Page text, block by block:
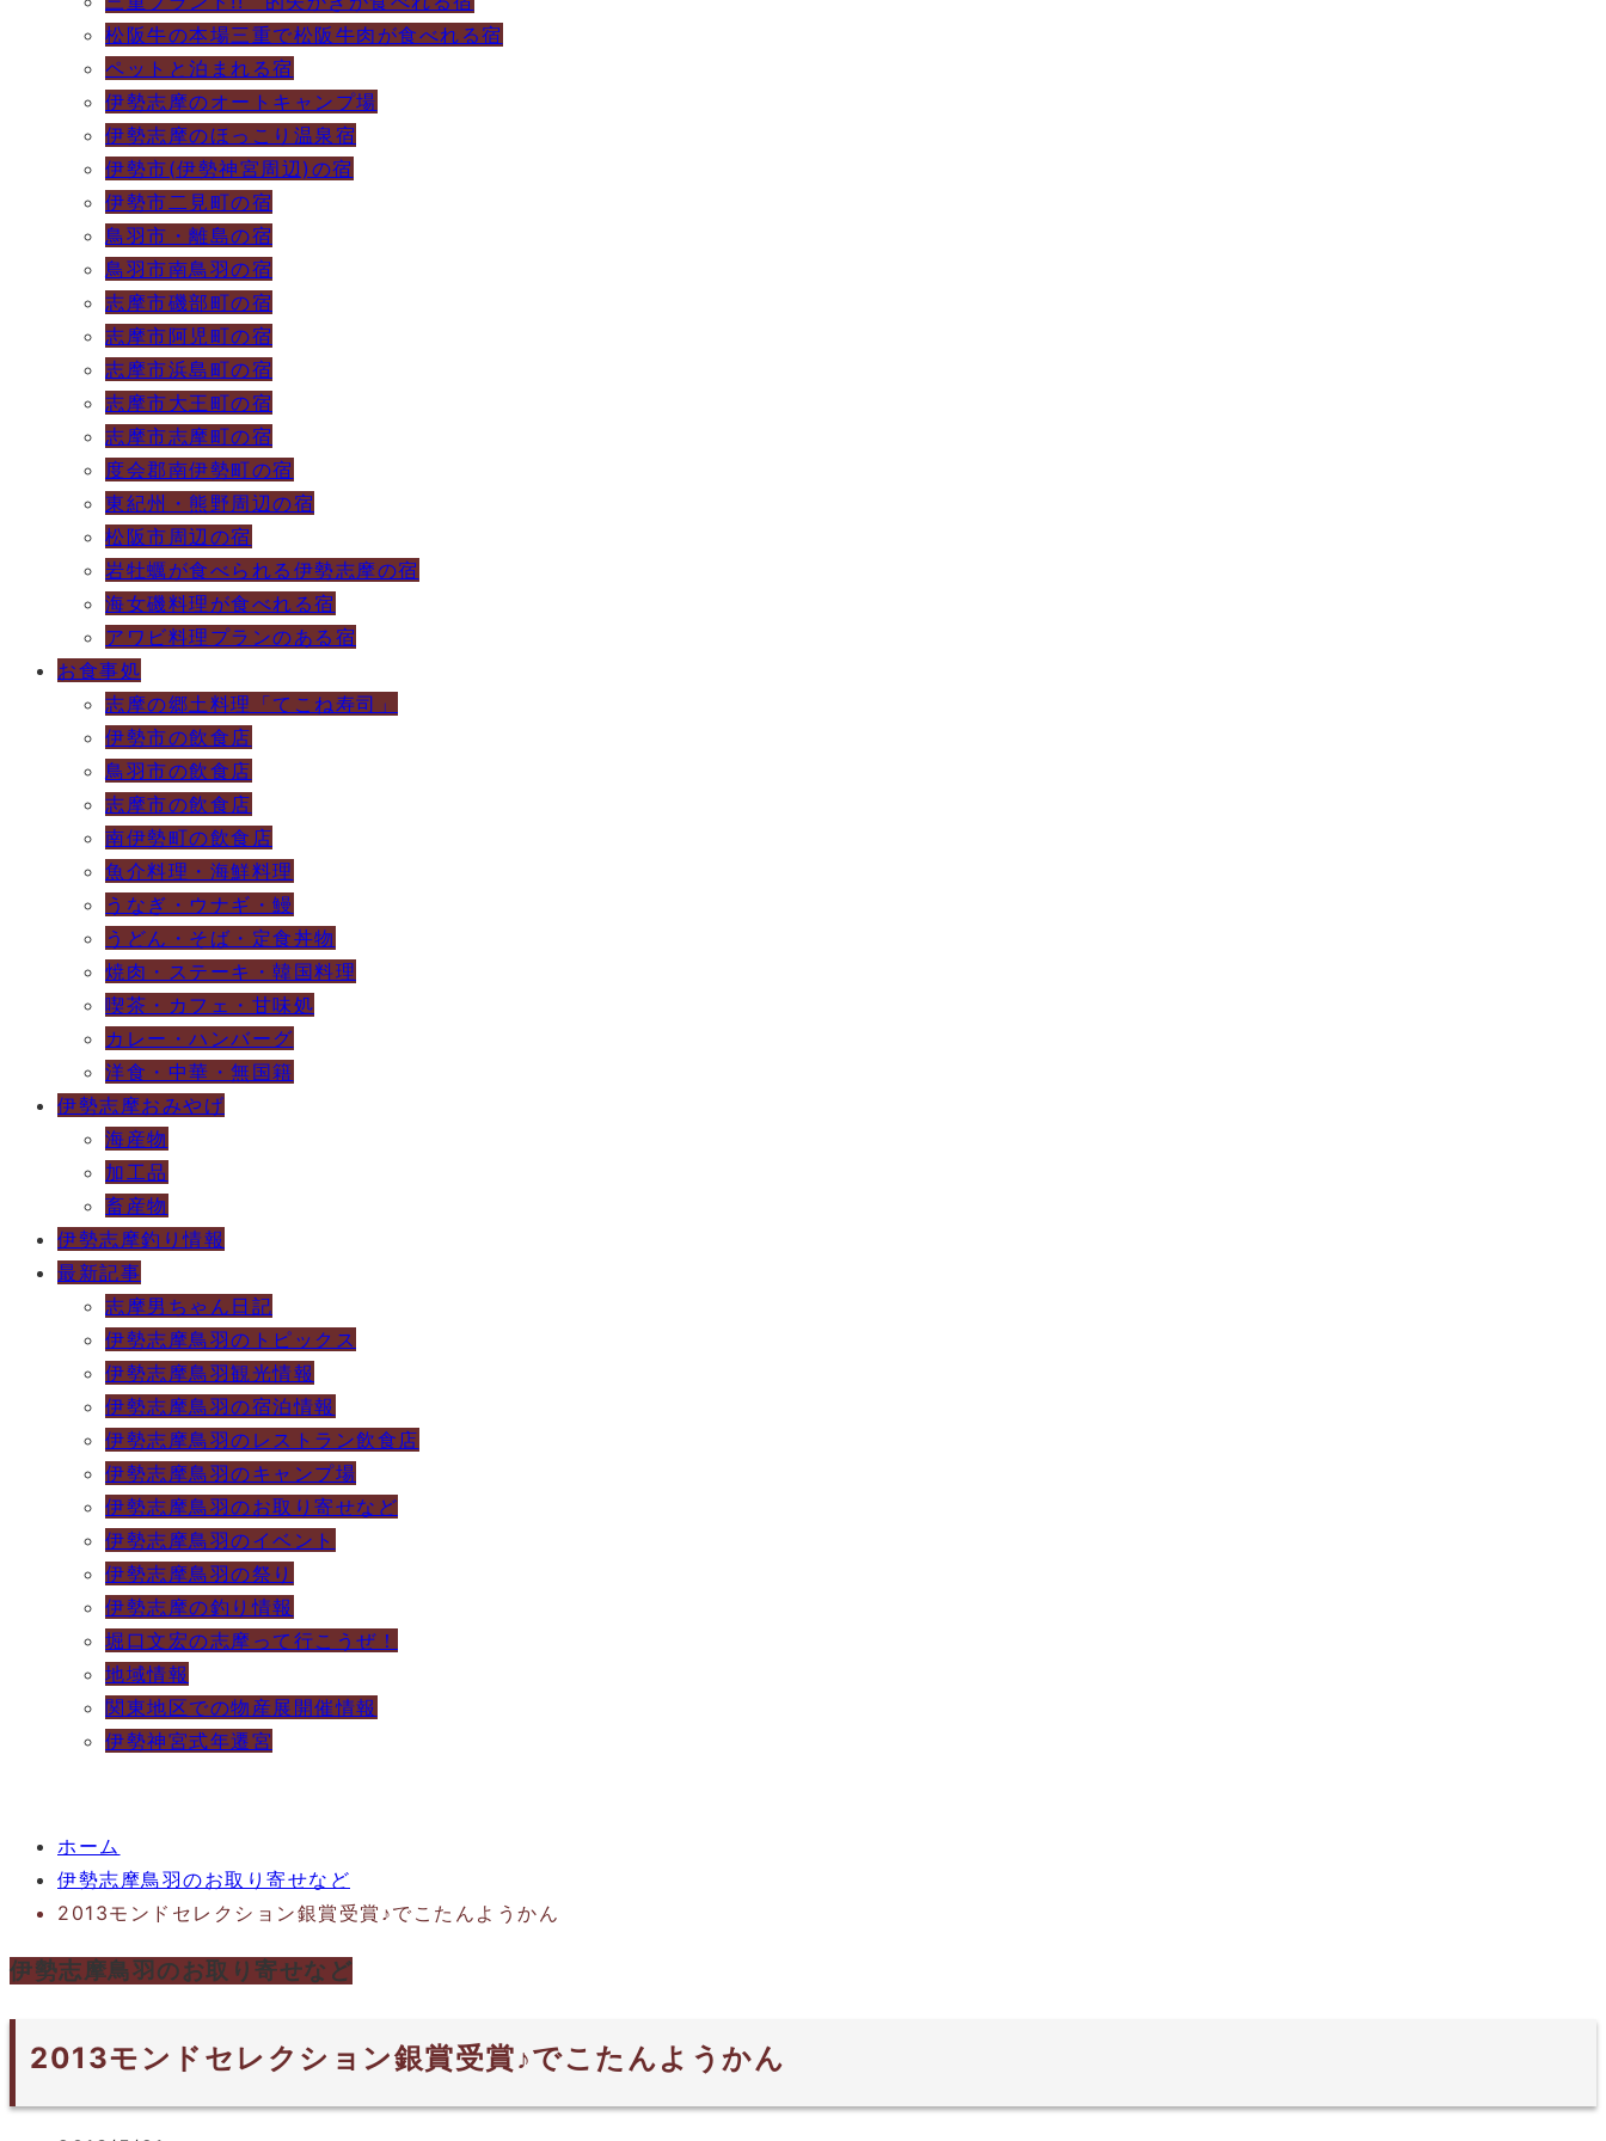
松阪牛の本場三重で松阪牛肉が食べれる宿
ペットと泊まれる宿
伊勢志摩のオートキャンプ場
伊勢志摩のほっこり温泉宿
伊勢市(伊勢神宮周辺)の宿
伊勢市二見町の宿
鳥羽市・離島の宿
鳥羽市南鳥羽の宿
志摩市磯部町の宿
志摩市阿児町の宿
志摩市浜島町の宿
志摩市大王町の宿
志摩市志摩町の宿
度会郡南伊勢町の宿
東紀州・熊野周辺の宿
松阪市周辺の宿
岩牡蠣が食べられる伊勢志摩の宿
海女磯料理が食べれる宿
アワビ料理プランのある宿
お食事処
志摩の郷土料理「てこね寿司」
伊勢市の飲食店
鳥羽市の飲食店
志摩市の飲食店
南伊勢町の飲食店
魚介料理・海鮮料理
うなぎ・ウナギ・鰻
うどん・そば・定食丼物
焼肉・ステーキ・韓国料理
喫茶・カフェ・甘味処
カレー・ハンバーグ
洋食・中華・無国籍
伊勢志摩おみやげ
海産物
加工品
畜産物
伊勢志摩釣り情報
最新記事
志摩男ちゃん日記
伊勢志摩鳥羽のトピックス
伊勢志摩鳥羽観光情報
伊勢志摩鳥羽の宿泊情報
伊勢志摩鳥羽のレストラン飲食店
伊勢志摩鳥羽のキャンプ場
伊勢志摩鳥羽のお取り寄せなど
伊勢志摩鳥羽のイベント
伊勢志摩鳥羽の祭り
伊勢志摩の釣り情報
堀口文宏の志摩って行こうぜ！
地域情報
関東地区での物産展開催情報
伊勢神宮式年遷宮
ホーム
伊勢志摩鳥羽のお取り寄せなど
2013モンドセレクション銀賞受賞♪でこたんようかん
伊勢志摩鳥羽のお取り寄せなど
2013モンドセレクション銀賞受賞♪でこたんようかん